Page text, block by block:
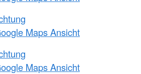
Maps Ansicht
Maps Ansicht